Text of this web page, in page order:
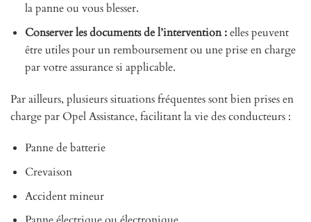
la panne ou vous blesser.
Conserver les documents de l’intervention :elles peuvent
être utiles pour un remboursement ou une prise en charge
par votre assurance si applicable.
Par ailleurs, plusieurs situations fréquentes sont bien prises en
charge par Opel Assistance, facilitant la vie des conducteurs :
Panne de batterie
Crevaison
Accident mineur